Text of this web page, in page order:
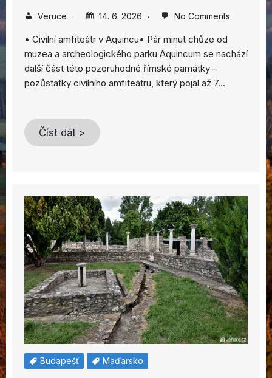
Veruce 14. 6. 2026 No Comments
• Civilní amfiteátr v Aquincu• Pár minut chůze od
muzea a archeologického parku Aquincum se nachází
další část této pozoruhodné římské památky –
pozůstatky civilního amfiteátru, který pojal až 7…
Číst dál >
Budapešť Maďarsko